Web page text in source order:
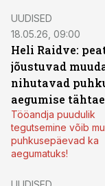
UUDISED
18.05.26, 09:00
Heli Raidve:
jõustuvad
nihutavad
aegumise
Tööandja puudulik
tegutsemine võib
puhkusepäevad ka
aegumatuks!